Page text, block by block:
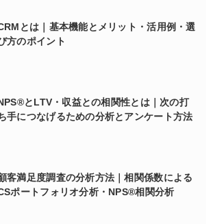
とは｜基本機能とメリット・活用例・選
方のポイント
とLTV・収益との相関性とは｜次の打
手につなげるための分析とアンケート方法
客満足度調査の分析方法｜相関係数による
ポートフォリオ分析・NPS®相関分析